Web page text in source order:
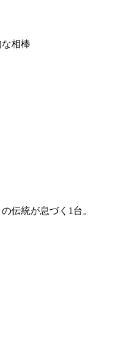
相棒
伝統が息づく1台。